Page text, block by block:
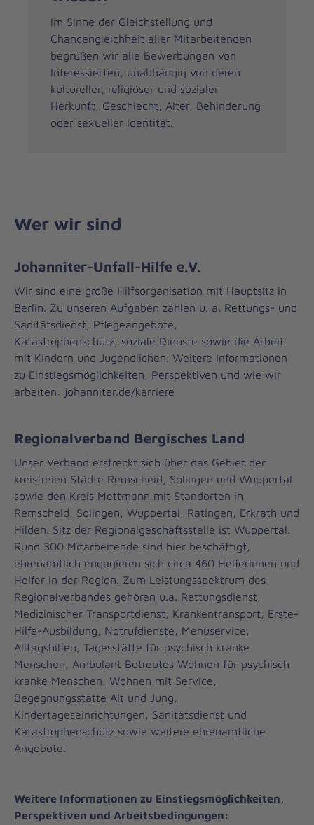
Im Sinne der Gleichstellung und
Chancengleichheit aller Mitarbeitenden
begrüßen wir alle Bewerbungen von
Interessierten, unabhängig von deren
kultureller, religiöser und sozialer
Herkunft, Geschlecht, Alter, Behinderung
oder sexueller Identität.
Wer wir sind
Johanniter-Unfall-Hilfe e.V.
Wir sind eine große Hilfsorganisation mit Hauptsitz in
Berlin. Zu unseren Aufgaben zählen u. a. Rettungs- und
Sanitätsdienst, Pflegeangebote,
Katastrophenschutz, soziale Dienste sowie die Arbeit
mit Kindern und Jugendlichen. Weitere Informationen
zu Einstiegsmöglichkeiten, Perspektiven und wie wir
arbeiten: johanniter.de/karriere
Regionalverband Bergisches Land
Unser Verband erstreckt sich über das Gebiet der
kreisfreien Städte Remscheid, Solingen und Wuppertal
sowie den Kreis Mettmann mit Standorten in
Remscheid, Solingen, Wuppertal, Ratingen, Erkrath und
Hilden. Sitz der Regionalgeschäftsstelle ist Wuppertal.
Rund 300 Mitarbeitende sind hier beschäftigt,
ehrenamtlich engagieren sich circa 460 Helferinnen und
Helfer in der Region. Zum Leistungsspektrum des
Regionalverbandes gehören u.a. Rettungsdienst,
Medizinischer Transportdienst, Krankentransport, Erste-
Hilfe-Ausbildung, Notrufdienste, Menüservice,
Alltagshilfen, Tagesstätte für psychisch kranke
Menschen, Ambulant Betreutes Wohnen für psychisch
kranke Menschen, Wohnen mit Service,
Begegnungsstätte Alt und Jung,
Kindertageseinrichtungen, Sanitätsdienst und
Katastrophenschutz sowie weitere ehrenamtliche
Angebote.
Weitere Informationen zu Einstiegsmöglichkeiten,
Perspektiven und Arbeitsbedingungen: